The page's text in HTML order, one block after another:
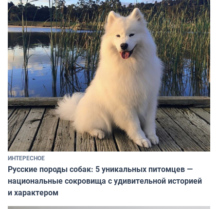
ИНТЕРЕСНОЕ
Русские породы собак: 5 уникальных питомцев —
национальные сокровища с удивительной историей
и характером